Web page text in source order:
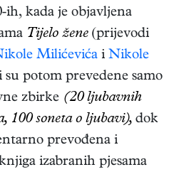
ih, kada je objavljena
Tijelo žene (prijevodi
Milićevića i Nikole
su potom prevedene samo
zbirke (20 ljubavnih
100 soneta o ljubavi), dok
prevođena i
izabranih pjesama